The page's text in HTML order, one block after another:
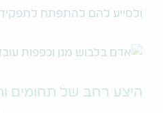
ולסייע להם להתפתח
היצע רחב של תחומים